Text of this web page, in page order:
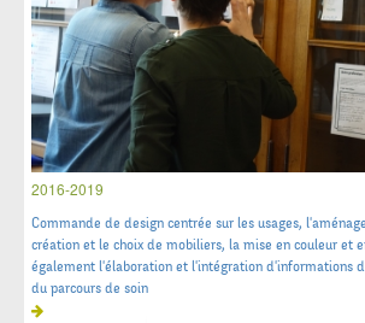
2016-2019
Commande de design centrée sur les usages,
création et le choix de mobiliers, la mise en couleur et
également l'élaboration et l'intégration d'informations
du parcours de soin